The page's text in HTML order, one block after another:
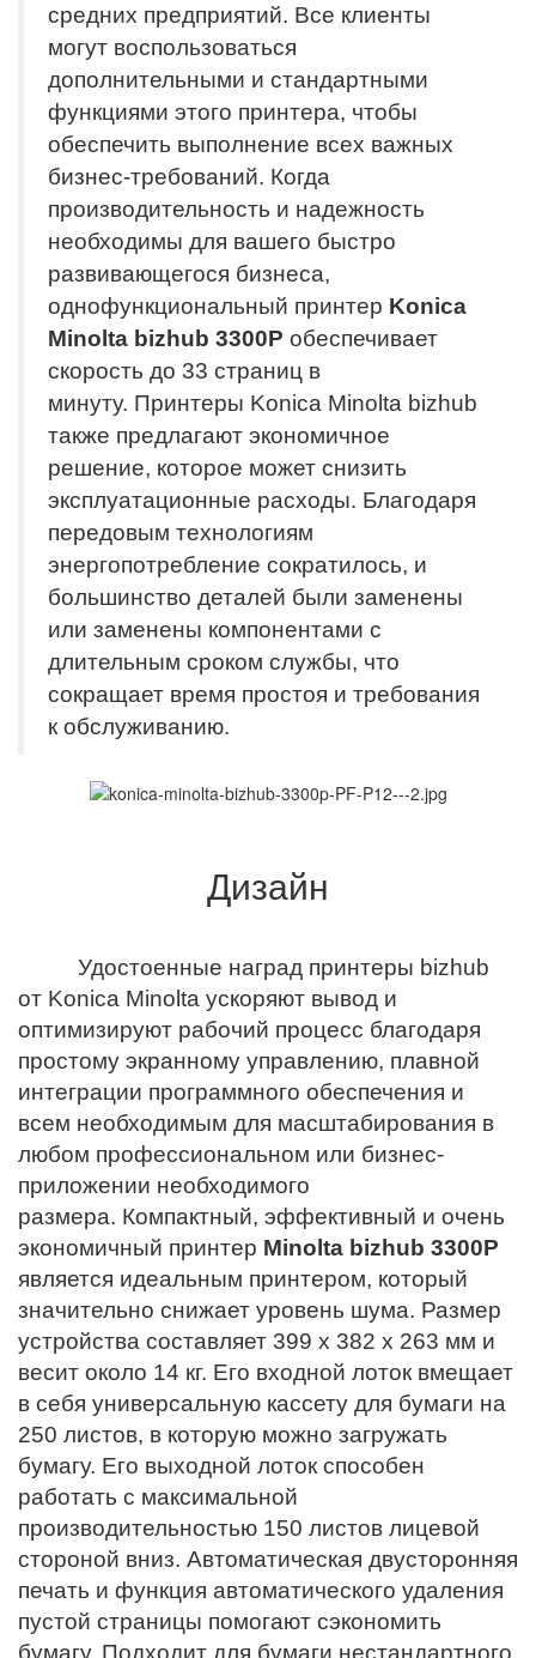
средних предприятий. Все клиенты
могут воспользоваться
дополнительными и стандартными
функциями этого принтера, чтобы
обеспечить выполнение всех важных
бизнес-требований. Когда
производительность и надежность
необходимы для вашего быстро
развивающегося бизнеса,
однофункциональный принтер Konica
Minolta bizhub 3300P обеспечивает
скорость до 33 страниц в
минуту. Принтеры Konica Minolta bizhub
также предлагают экономичное
решение, которое может снизить
эксплуатационные расходы. Благодаря
передовым технологиям
энергопотребление сократилось, и
большинство деталей были заменены
или заменены компонентами с
длительным сроком службы, что
сокращает время простоя и требования
к обслуживанию.
Дизайн
Удостоенные наград принтеры bizhub
от Konica Minolta ускоряют вывод и
оптимизируют рабочий процесс благодаря
простому экранному управлению, плавной
интеграции программного обеспечения и
всем необходимым для масштабирования в
любом профессиональном или бизнес-
приложении необходимого
размера. Компактный, эффективный и очень
экономичный принтер Minolta bizhub 3300P
является идеальным принтером, который
значительно снижает уровень шума. Размер
устройства составляет 399 х 382 х 263 мм и
весит около 14 кг. Его входной лоток вмещает
в себя универсальную кассету для бумаги на
250 листов, в которую можно загружать
бумагу. Его выходной лоток способен
работать с максимальной
производительностью 150 листов лицевой
стороной вниз. Автоматическая двусторонняя
печать и функция автоматического удаления
пустой страницы помогают сэкономить
бумагу. Подходит для бумаги нестандартного